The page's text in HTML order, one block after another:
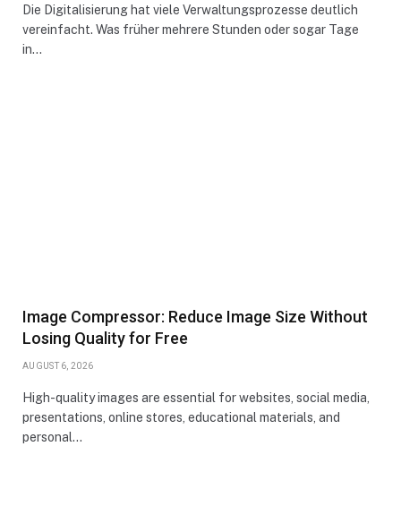
Die Digitalisierung hat viele Verwaltungsprozesse deutlich
vereinfacht. Was früher mehrere Stunden oder sogar Tage
in…
Image Compressor: Reduce Image Size Without
Losing Quality for Free
AUGUST 6, 2026
High-quality images are essential for websites, social media,
presentations, online stores, educational materials, and
personal…